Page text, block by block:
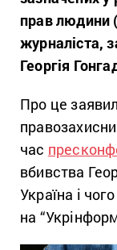
прав людини
журналіста,
Георгія
Про це
час
вбивства
Україна і
на